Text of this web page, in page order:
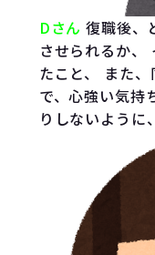
Dさん 復職後、
させられるか、
たこと、 また
で、心強い気持
りしないように